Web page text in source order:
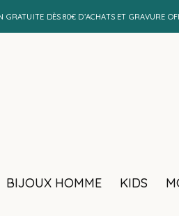
GRATUITE DÈS 80€ D’ACHATS ET GRAVURE
BIJOUX HOMME KIDS